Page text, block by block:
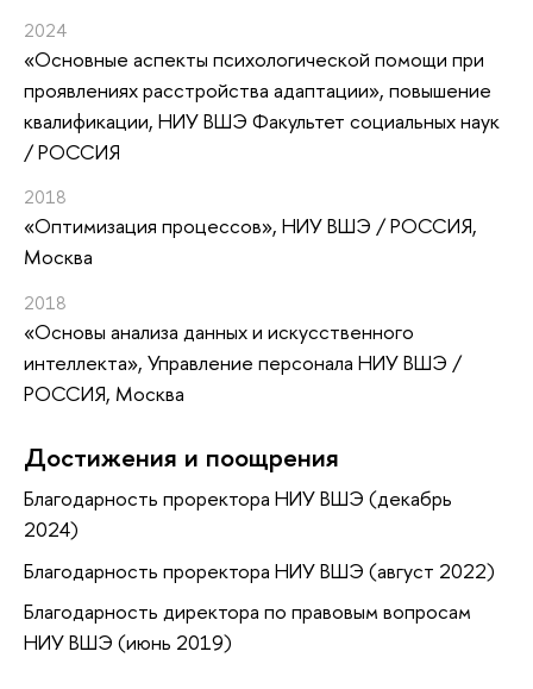
2024
«Основные аспекты психологической помощи при
проявлениях расстройства адаптации», повышение
квалификации, НИУ ВШЭ Факультет социальных наук
/ РОССИЯ
2018
«Оптимизация процессов», НИУ ВШЭ / РОССИЯ,
Москва
2018
«Основы анализа данных и искусственного
интеллекта», Управление персонала НИУ ВШЭ /
РОССИЯ, Москва
Достижения и поощрения
Благодарность проректора НИУ ВШЭ (декабрь
2024)
Благодарность проректора НИУ ВШЭ (август 2022)
Благодарность директора по правовым вопросам
НИУ ВШЭ (июнь 2019)